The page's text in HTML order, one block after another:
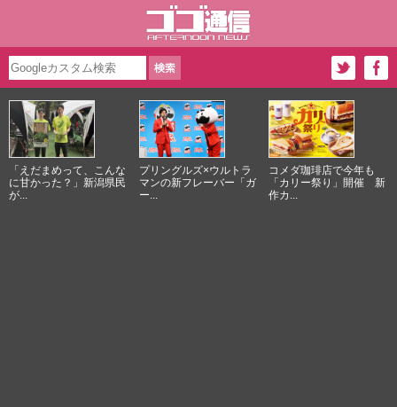
「えだまめって、こんな
に甘かった？」新潟県民
が...
プリングルズ×ウルトラ
マンの新フレーバー「ガ
ー...
コメダ珈琲店で今年も
「カリー祭り」開催 新
作カ...